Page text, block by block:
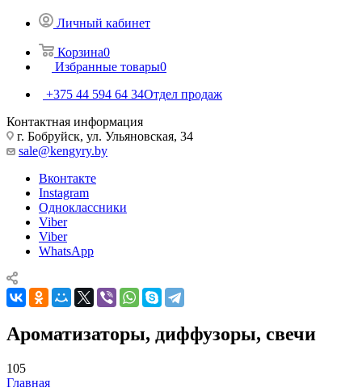
Личный кабинет
Корзина0
Избранные товары0
+375 44 594 64 34Отдел продаж
Контактная информация
г. Бобруйск, ул. Ульяновская, 34
sale@kengyry.by
Вконтакте
Instagram
Одноклассники
Viber
Viber
WhatsApp
Ароматизаторы, диффузоры, свечи
105
Главная